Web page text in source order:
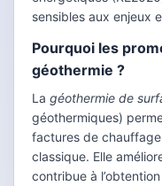
sensibles aux enjeux
Pourquoi les
géothermie ?
La géothermie de
géothermiques)
factures de
classique. Elle
contribue à